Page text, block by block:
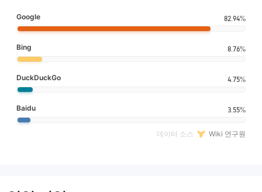
Google 82.94%
Bing 8.76%
DuckDuckGo 4.75%
Baidu 3.55%
데이터 소스 Wiki 연구원